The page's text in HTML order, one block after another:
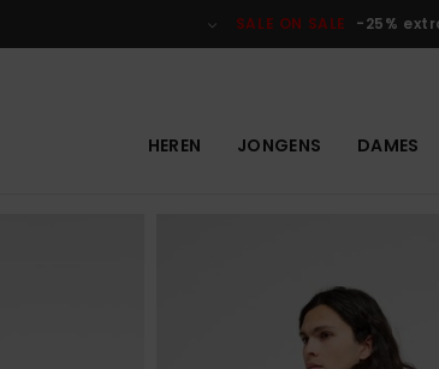
SALE ON SALE -25%
HEREN JONGENS DAMES